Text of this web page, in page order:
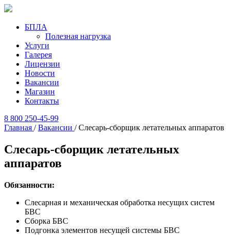
БПЛА
Полезная нагрузка
Услуги
Галерея
Лицензии
Новости
Вакансии
Магазин
Контакты
8 800 250-45-99
Главная /Вакансии /Слесарь-сборщик летательных аппаратов
Слесарь-сборщик летательных
аппаратов
Обязанности:
Слесарная и механическая обработка несущих систем
БВС
Сборка БВС
Подгонка элементов несущей системы БВС